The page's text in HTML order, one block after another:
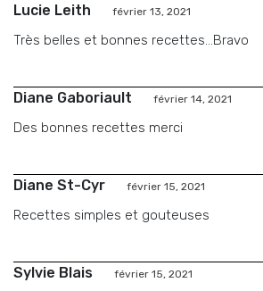
Lucie Leith février 13, 2021
Très belles et bonnes recettes…Bravo
Diane Gaboriault février 14, 2021
Des bonnes recettes merci
Diane St-Cyr février 15, 2021
Recettes simples et gouteuses
Sylvie Blais février 15, 2021